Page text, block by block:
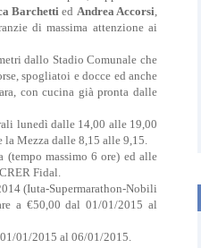
Barchettied Andrea Accorsi,
di massima attenzione ai
dallo Stadio Comunale che
spogliatoi e docce ed anche
con cucina già pronta dalle
lunedì dalle 14,00 alle 19,00
la Mezza dalle 8,15 alle 9,15.
(tempo massimo 6 ore) ed alle
Fidal.
(Iuta-Supermarathon-Nobili
a €50,00 dal 01/01/2015 al
01/2015 al 06/01/2015.